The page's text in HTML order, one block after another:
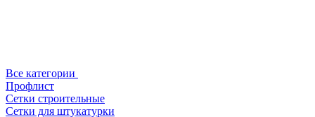
Все категории
Профлист
Сетки строительные
Сетки для штукатурки